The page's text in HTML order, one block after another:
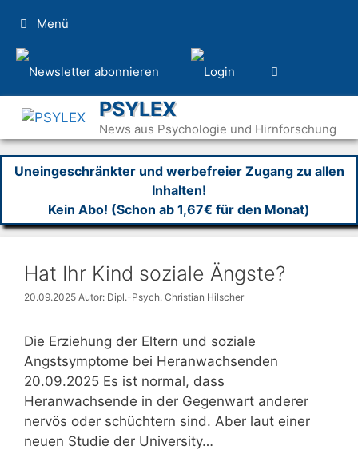
Inhalt
springen
Menü
PSYLEX
News aus Psychologie und Hirnforschung
Uneingeschränkter und werbefreier Zugang zu allen
Inhalten!
Kein Abo! (Schon ab 1,67€ für den Monat)
Hat Ihr Kind soziale Ängste?
20.09.2025 Autor: Dipl.-Psych. Christian Hilscher
Die Erziehung der Eltern und soziale
Angstsymptome bei Heranwachsenden
20.09.2025 Es ist normal, dass
Heranwachsende in der Gegenwart anderer
nervös oder schüchtern sind. Aber laut einer
neuen Studie der University…